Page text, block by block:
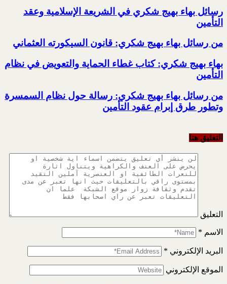
رسائل بهاء بهيج شكري في الشريعة الإسلامية وعقد
التأمين
من رسائل بهاء بهيج شكري: قانون السيكورته العثماني
بهاء بهيج شكري: كتاب غطاء الحماية والتعويض في نظام
التأمين
من رسائل بهاء بهيج شكري: رسالة حول نظام السمسرة
وتطور طرق إبرام عقود التأمين
التعليق هنا
التعليق
الاسم *
البريد الإلكتروني *
الموقع الإلكتروني